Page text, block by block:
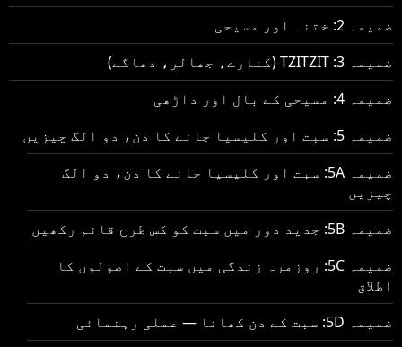
ضمیمہ 2: ختنہ اور مسیحی
ضمیمہ 3: TZITZIT (کنارے، جھالر، دھاگے)
ضمیمہ 4: مسیحی کے بال اور داڑھی
ضمیمہ 5: سبت اور کلیسیا جانے کا دن، دو الگ چیزیں
ضمیمہ 5A: سبت اور کلیسیا جانے کا دن، دو الگ
چیزیں
ضمیمہ 5B: جدید دور میں سبت کو کس طرح قائم رکھیں
ضمیمہ 5C: روزمرہ زندگی میں سبت کے اصولوں کا
اطلاق
ضمیمہ 5D: سبت کے دن کھانا — عملی رہنمائی